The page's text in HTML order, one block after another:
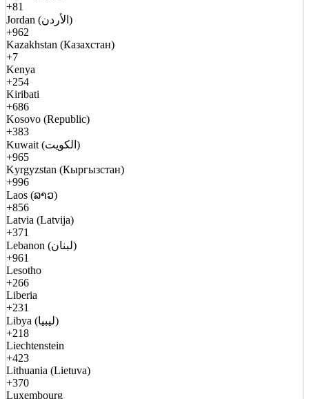
+81
Jordan (الأردن)
+962
Kazakhstan (Казахстан)
+7
Kenya
+254
Kiribati
+686
Kosovo (Republic)
+383
Kuwait (الكويت)
+965
Kyrgyzstan (Кыргызстан)
+996
Laos (ລາວ)
+856
Latvia (Latvija)
+371
Lebanon (لبنان)
+961
Lesotho
+266
Liberia
+231
Libya (ليبيا)
+218
Liechtenstein
+423
Lithuania (Lietuva)
+370
Luxembourg